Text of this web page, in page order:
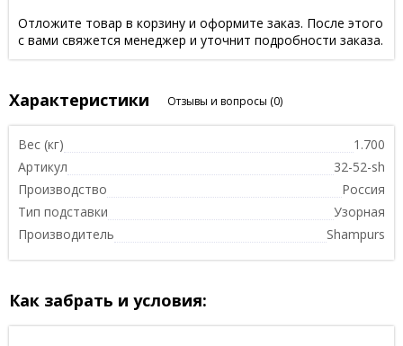
Отложите товар в корзину и оформите заказ. После этого
с вами свяжется менеджер и уточнит подробности заказа.
Характеристики Отзывы и вопросы (0)
Вес (кг)
1.700
Артикул
32-52-sh
Производство
Россия
Тип подставки
Узорная
Производитель
Shampurs
Как забрать и условия: